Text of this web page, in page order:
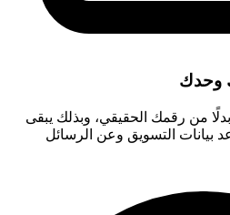
وحدك
بدلًا من رقمك الحقيقي، وبذلك يبقى
التسويق وعن الرسائل